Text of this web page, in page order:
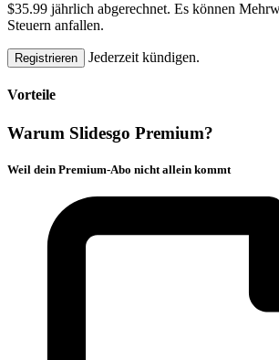
$35.99 jährlich abgerechnet. Es können
Steuern anfallen.
Registrieren Jederzeit kündigen.
Vorteile
Warum Slidesgo Premium?
Weil dein Premium-Abo nicht allein kommt